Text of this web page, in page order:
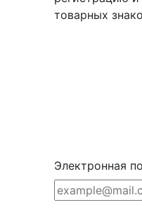
товарных
Электронная